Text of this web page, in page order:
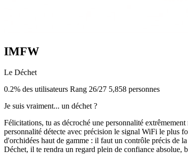
IMFW
Le Déchet
0.2% des utilisateurs Rang 26/27 5,858 personnes
Je suis vraiment... un déchet ?
Félicitations, tu as décroché une personnalité
personnalité détecte avec précision le signal WiFi le plus
d'orchidées haut de gamme : il faut un contrôle précis de
Déchet, il te rendra un regard plein de confiance absolue,